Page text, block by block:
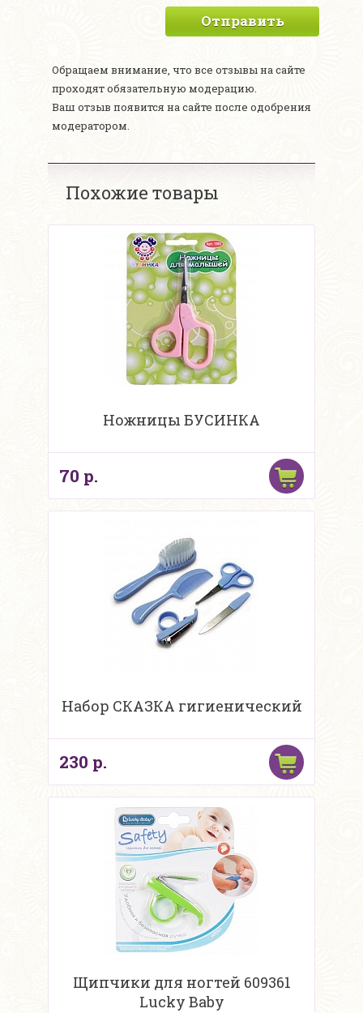
Отправить
Обращаем внимание, что все отзывы на сайте
проходят обязательную модерацию.
Ваш отзыв появится на сайте после одобрения
модератором.
Похожие товары
Ножницы БУСИНКА
70 р.
Набор СКАЗКА гигиенический
230 р.
Щипчики для ногтей 609361
Lucky Baby